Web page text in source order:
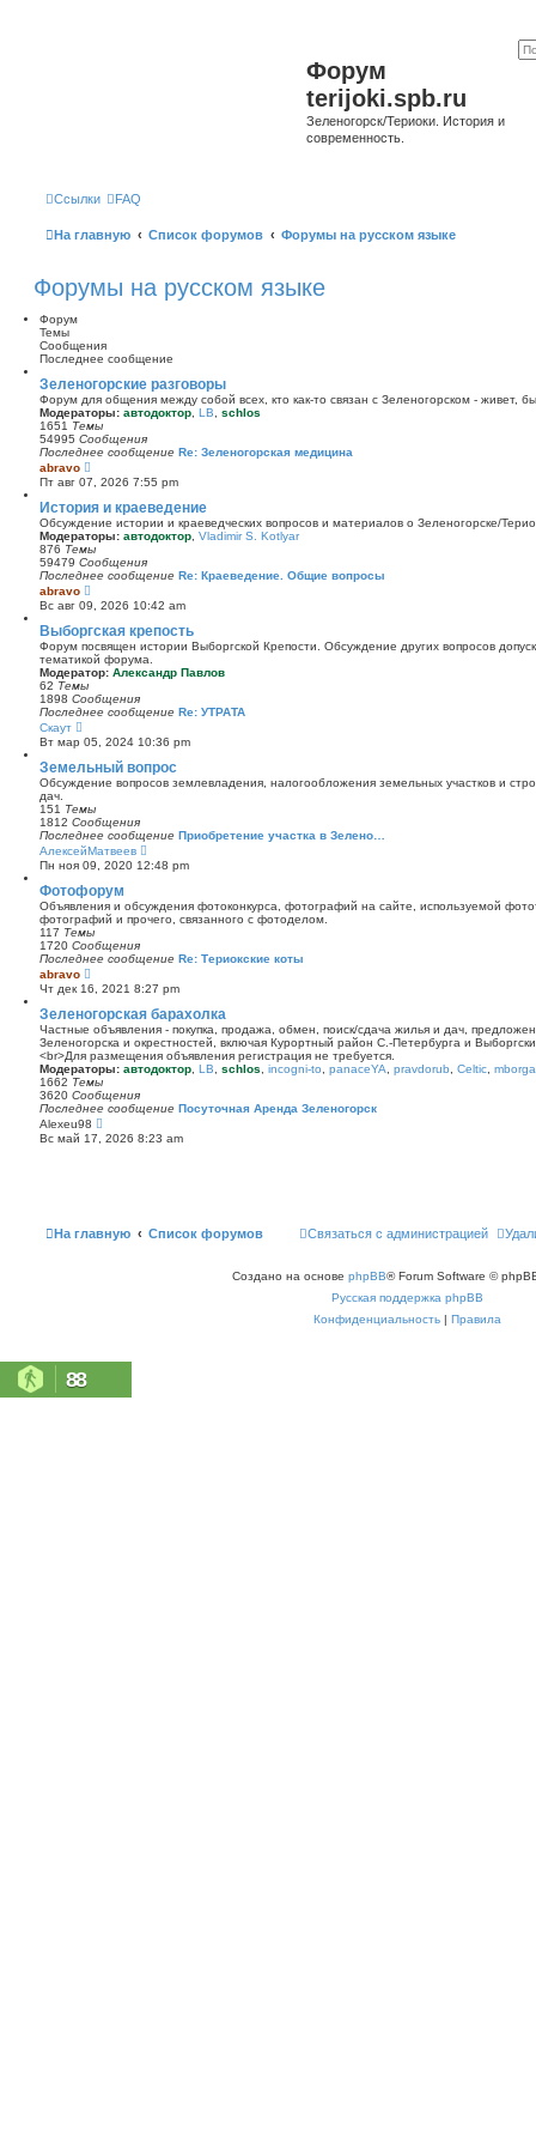
Форум
terijoki.spb.ru
Зеленогорск/Териоки. История и
современность.
Ссылки FAQ
На главную Список форумов Форумы на русском языке
Форумы на русском языке
Форум
Темы
Сообщения
Последнее сообщение
Зеленогорские разговоры
Форум для общения между собой всех, кто как-то связан с Зеленогорском - живет,
Модераторы: автодоктор LB
schlos
1651 Темы
54995 Сообщения
Последнее сообщение Re: Зеленогорская медицина
abravo
е
р
е
й
т
и
к
п
о
л
д
н
е
м
с
о
б
е
н
ю
Пт авг 07, 2026 7:55 pm
История и краеведение
Обсуждение истории и краеведческих вопросов и материалов о Зеленогорске/
Модераторы: автодоктор Vladimir S. Kotlyar
876 Темы
59479 Сообщения
Последнее сообщение Re: Краеведение. Общие вопросы
abravo
е
р
е
й
т
и
к
о
с
е
н
е
у
с
о
о
б
е
н
и
ю
Вс авг 09, 2026 10:42 am
Выборгская крепость
Форум посвящен истории Выборгской Крепости. Обсуждение других вопросов
тематикой форума.
Модератор: Александр Павлов
62 Темы
1898 Сообщения
Последнее сообщение Re: УТРАТА
Скаут
е
р
е
й
т
к
п
о
с
л
д
н
е
м
у
с
о
о
щ
е
н
и
ю
Вт мар 05, 2024 10:36 pm
Земельный вопрос
Обсуждение вопросов землевладения, налогообложения земельных участков и
дач.
151 Темы
1812 Сообщения
Последнее сообщение Приобретение участка в Зелено…
АлексейМатвеев
е
р
т
и
о
л
д
н
е
м
у
о
щ
Пн ноя 09, 2020 12:48 pm
Фотофорум
Объявления и обсуждения фотоконкурса, фотографий на сайте, используемой
фотографий и прочего, связанного с фотоделом.
117 Темы
1720 Сообщения
Последнее сообщение Re: Териокские коты
abravo
е
р
е
й
т
и
к
п
о
с
л
е
д
о
Чт дек 16, 2021 8:27 pm
Зеленогорская барахолка
Частные объявления - покупка, продажа, обмен, поиск/сдача жилья и дач,
Зеленогорска и окрестностей, включая Курортный район С.-Петербурга и
<br>Для размещения объявления регистрация не требуется.
Модераторы: автодоктор LB schlos incogni-to panaceYA pravdorub Celtic
1662 Темы
3620 Сообщения
Последнее сообщение Посуточная Аренда Зеленогорск
Alexeu98
е
р
о
б
Вс май 17, 2026 8:23 am
На главную Список форумов Связаться с администрацией
Создано на основе phpBB® Forum Software ©
Русская поддержка phpBB
Конфиденциальность | Правила
88